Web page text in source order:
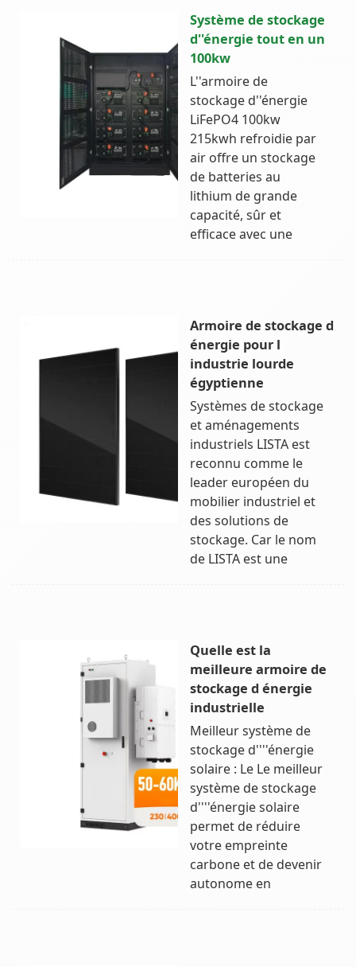
Système de stockage
d''énergie tout en un
100kw
L''armoire de
stockage d''énergie
LiFePO4 100kw
215kwh refroidie par
air offre un stockage
de batteries au
lithium de grande
capacité, sûr et
efficace avec une
Armoire de stockage d
énergie pour l
industrie lourde
égyptienne
Systèmes de stockage
et aménagements
industriels LISTA est
reconnu comme le
leader européen du
mobilier industriel et
des solutions de
stockage. Car le nom
de LISTA est une
Quelle est la
meilleure armoire de
stockage d énergie
industrielle
Meilleur système de
stockage d''''énergie
solaire : Le Le meilleur
système de stockage
d''''énergie solaire
permet de réduire
votre empreinte
carbone et de devenir
autonome en